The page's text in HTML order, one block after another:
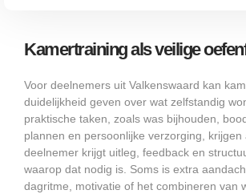
Kamertraining als veilige
Voor deelnemers uit Valkenswaard kan
duidelijkheid geven over wat zelfstandig
praktische taken, zoals was bijhouden,
plannen en persoonlijke verzorging, krijgen
deelnemer krijgt uitleg, feedback en
waarop dat nodig is. Soms is extra
dagritme, motivatie of het combineren van